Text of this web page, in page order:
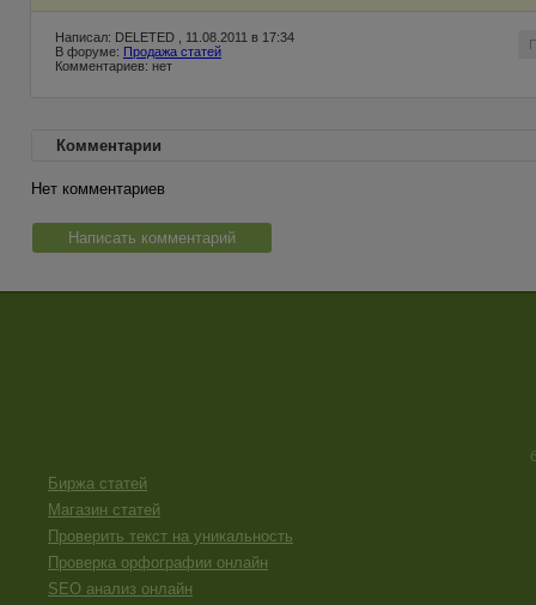
Написал: DELETED , 11.08.2011 в 17:34
В форуме: Продажа статей
Комментариев: нет
Комментарии
Нет комментариев
Написать комментарий
Биржа статей
Магазин статей
Проверить текст на уникальность
Проверка орфографии онлайн
SEO анализ онлайн